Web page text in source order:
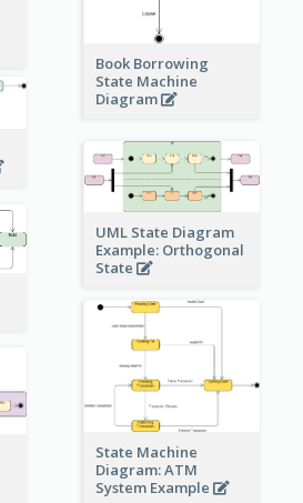
Book Borrowing
State Machine
Diagram
UML State Diagram
Example: Orthogonal
State
State Machine
Diagram: ATM
System Example